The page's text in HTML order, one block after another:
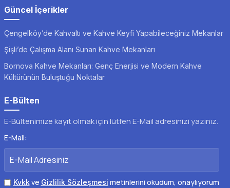
Güncel İçerikler
Çengelköy’de Kahvaltı ve Kahve Keyfi Yapabileceğiniz Mekanlar
Şişli’de Çalışma Alanı Sunan Kahve Mekanları
Bornova Kahve Mekanları: Genç Enerjisi ve Modern Kahve
Kültürünün Buluştuğu Noktalar
E-Bülten
E-Bültenimize kayıt olmak için lütfen E-Mail adresinizi yazınız.
E-Mail:
Kvkkve Gizlilik Sözleşmesi metinlerini okudum, onaylıyorum